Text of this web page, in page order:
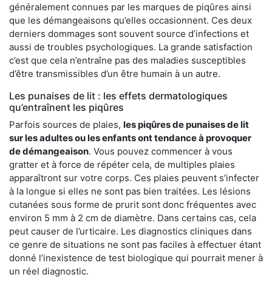
généralement connues par les marques de piqûres ainsi
que les démangeaisons qu’elles occasionnent. Ces deux
derniers dommages sont souvent source d’infections et
aussi de troubles psychologiques. La grande satisfaction
c’est que cela n’entraîne pas des maladies susceptibles
d’être transmissibles d’un être humain à un autre.
Les punaises de lit : les effets dermatologiques
qu’entraînent les piqûres
Parfois sources de plaies, les piqûres de punaises de lit
sur les adultes ou les enfants ont tendance à provoquer
de démangeaison. Vous pouvez commencer à vous
gratter et à force de répéter cela, de multiples plaies
apparaîtront sur votre corps. Ces plaies peuvent s’infecter
à la longue si elles ne sont pas bien traitées. Les lésions
cutanées sous forme de prurit sont donc fréquentes avec
environ 5 mm à 2 cm de diamètre. Dans certains cas, cela
peut causer de l’urticaire. Les diagnostics cliniques dans
ce genre de situations ne sont pas faciles à effectuer étant
donné l’inexistence de test biologique qui pourrait mener à
un réel diagnostic.